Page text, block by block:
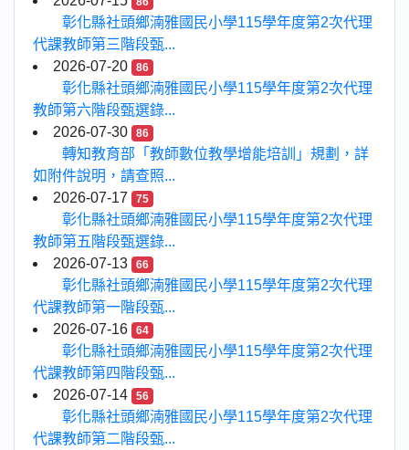
彰化縣社頭鄉湳雅國民小學115學年度第2次代理
代課教師第三階段甄...
2026-07-20
86
彰化縣社頭鄉湳雅國民小學115學年度第2次代理
教師第六階段甄選錄...
2026-07-30
86
轉知教育部「教師數位教學增能培訓」規劃，詳
如附件說明，請查照...
2026-07-17
75
彰化縣社頭鄉湳雅國民小學115學年度第2次代理
教師第五階段甄選錄...
2026-07-13
66
彰化縣社頭鄉湳雅國民小學115學年度第2次代理
代課教師第一階段甄...
2026-07-16
64
彰化縣社頭鄉湳雅國民小學115學年度第2次代理
代課教師第四階段甄...
2026-07-14
56
彰化縣社頭鄉湳雅國民小學115學年度第2次代理
代課教師第二階段甄...